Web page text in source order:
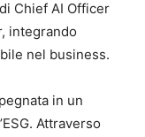
Chief AI Officer
integrando
nel business.
in un
Attraverso